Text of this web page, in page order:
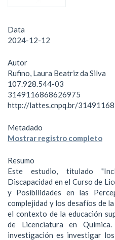
Data
2024-12-12
Autor
Rufino, Laura Beatriz da Silva
107.928.544-03
3149116868626975
http://lattes.cnpq.br/
Metadado
Mostrar registro completo
Resumo
Este estudio, titulado
Discapacidad en el Curso de
y Posibilidades en las
complejidad y los desafíos de
el contexto de la educación
de Licenciatura en
investigación es investigar